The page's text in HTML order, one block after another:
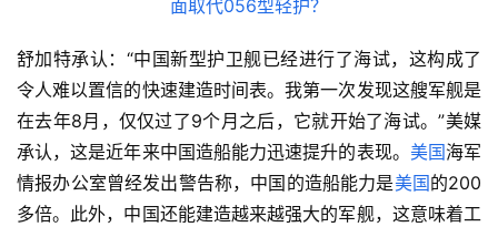
舒加特承认：“中国新型护卫舰已经进行了海试，这构成了
令人难以置信的快速建造时间表。我第一次发现这艘军舰是
在去年8月，仅仅过了9个月之后，它就开始了海试。”美媒
承认，这是近年来中国造船能力迅速提升的表现。 美国海军
情报办公室曾经发出警告称，中国的造船能力是美国的200
多倍。此外，中国还能建造越来越强大的军舰，这意味着工